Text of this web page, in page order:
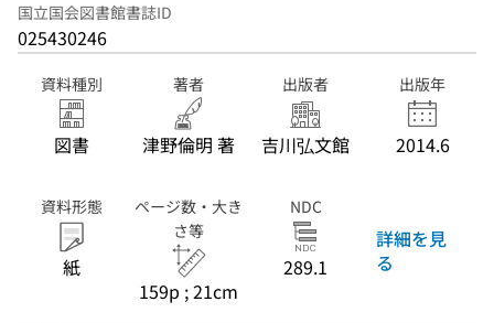
国立国会図書館書誌ID
025430246
資料種別
図書
著者
津野倫明 著
出版者
吉川弘文館
出版年
2014.6
資料形態
紙
ページ数・大き
さ等
159p ; 21cm
NDC
289.1
詳細を見
る